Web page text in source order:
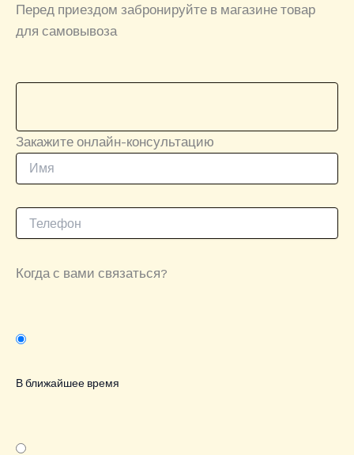
Перед приездом забронируйте в магазине товар
для самовывоза
Закажите онлайн-консультацию
Когда с вами связаться?
В ближайшее время